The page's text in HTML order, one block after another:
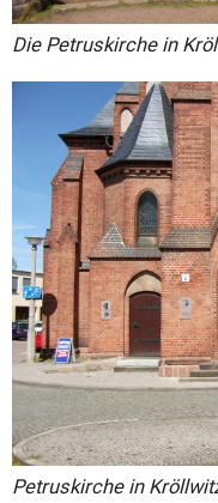
Die Petruskirche in
Petruskirche in